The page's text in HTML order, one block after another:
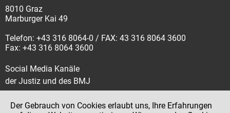
8010 Graz
Marburger Kai 49
Telefon: +43 316 8064-0 / FAX: 43 316 8064 3600
Fax: +43 316 8064 3600
Social Media Kanäle
der Justiz und des BMJ
Der Gebrauch von Cookies erlaubt uns, Ihre Erfahrungen